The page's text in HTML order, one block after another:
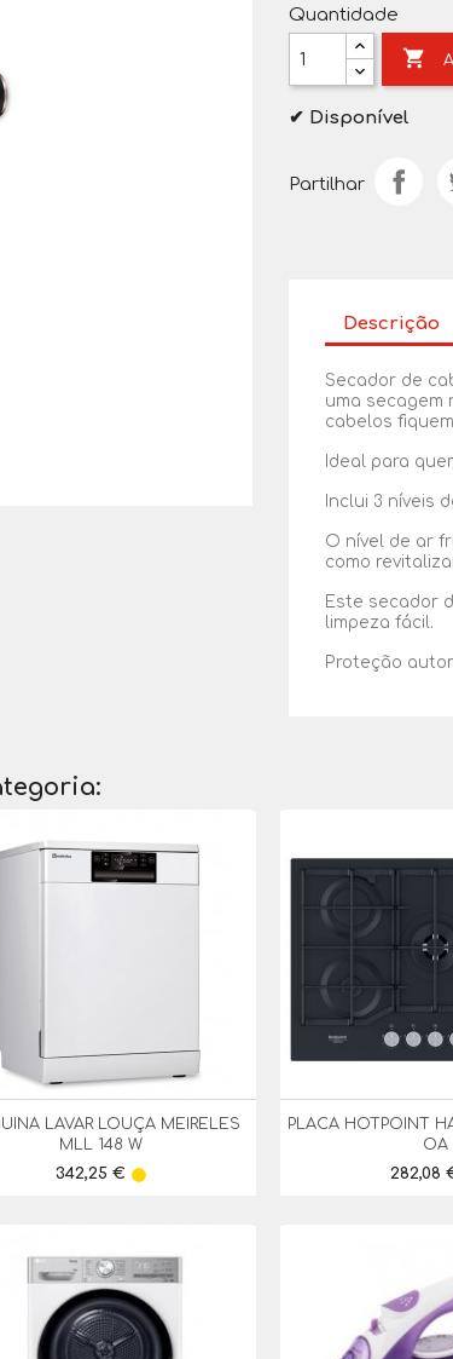
Quantidade

✔ Disponível
Partilhar
Descrição
Secador de
uma secagem
cabelos
Ideal para
Inclui 3 níveis
O nível de ar
como
Este secador
limpeza fácil.
Proteção
LAVAR LOUÇA MEIRELES
MLL 148 W
Preço
342,25 € lens
Vista Rápida
PLACA HOTPOINT
OA
Preço
282,08
 Vista